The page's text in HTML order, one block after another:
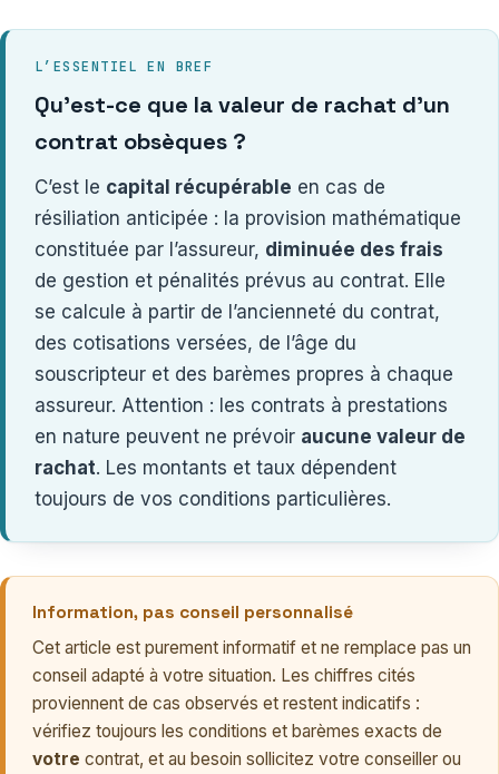
L’ESSENTIEL EN BREF
Qu’est-ce que la valeur de rachat d’un
contrat obsèques ?
C’est le capital récupérable en cas de
résiliation anticipée : la provision mathématique
constituée par l’assureur, diminuée des frais
de gestion et pénalités prévus au contrat. Elle
se calcule à partir de l’ancienneté du contrat,
des cotisations versées, de l’âge du
souscripteur et des barèmes propres à chaque
assureur. Attention : les contrats à prestations
en nature peuvent ne prévoir aucune valeur de
rachat. Les montants et taux dépendent
toujours de vos conditions particulières.
Information, pas conseil personnalisé
Cet article est purement informatif et ne remplace pas un
conseil adapté à votre situation. Les chiffres cités
proviennent de cas observés et restent indicatifs :
vérifiez toujours les conditions et barèmes exacts de
votre contrat, et au besoin sollicitez votre conseiller ou